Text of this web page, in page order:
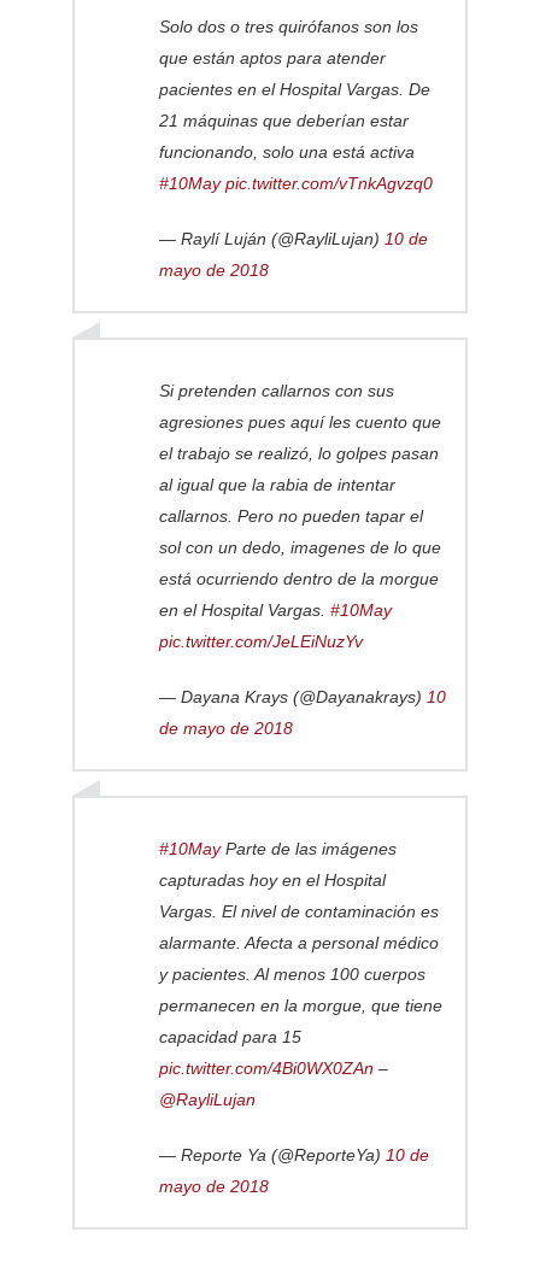
Solo dos o tres quirófanos son los
que están aptos para atender
pacientes en el Hospital Vargas. De
21 máquinas que deberían estar
funcionando, solo una está activa
#10May pic.twitter.com/vTnkAgvzq0
— Raylí Luján (@RayliLujan) 10 de
mayo de 2018
Si pretenden callarnos con sus
agresiones pues aquí les cuento que
el trabajo se realizó, lo golpes pasan
al igual que la rabia de intentar
callarnos. Pero no pueden tapar el
sol con un dedo, imagenes de lo que
está ocurriendo dentro de la morgue
en el Hospital Vargas. #10May
pic.twitter.com/JeLEiNuzYv
— Dayana Krays (@Dayanakrays) 10
de mayo de 2018
#10MayParte de las imágenes
capturadas hoy en el Hospital
Vargas. El nivel de contaminación es
alarmante. Afecta a personal médico
y pacientes. Al menos 100 cuerpos
permanecen en la morgue, que tiene
capacidad para 15
pic.twitter.com/4Bi0WX0ZAn –
@RayliLujan
— Reporte Ya (@ReporteYa) 10 de
mayo de 2018